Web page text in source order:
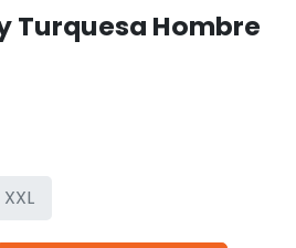
Turquesa Hombre
XXL